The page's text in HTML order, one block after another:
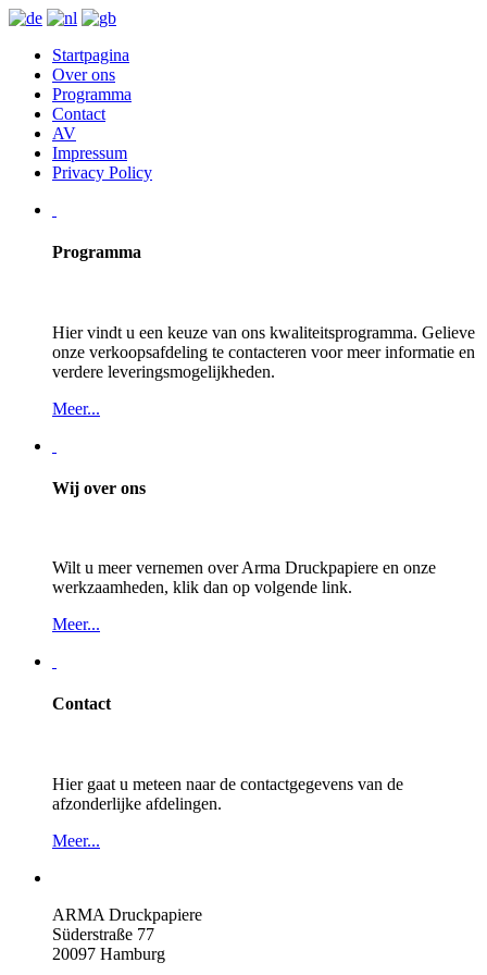
Startpagina
Over ons
Programma
Contact
AV
Impressum
Privacy Policy
Programma
Hier vindt u een keuze van ons kwaliteitsprogramma. Gelieve
onze verkoopsafdeling te contacteren voor meer informatie en
verdere leveringsmogelijkheden.
Meer...
Wij over ons
Wilt u meer vernemen over Arma Druckpapiere en onze
werkzaamheden, klik dan op volgende link.
Meer...
Contact
Hier gaat u meteen naar de contactgegevens van de
afzonderlijke afdelingen.
Meer...
ARMA Druckpapiere
Süderstraße 77
20097 Hamburg